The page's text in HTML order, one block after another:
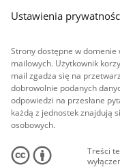
Ustawienia
Strony dostępne w
mailowych. Użytkownik
mail zgadza się na
dobrowolnie podanych
odpowiedzi na przesłane
każdą z jednostek znajdują
osobowych.
Treści